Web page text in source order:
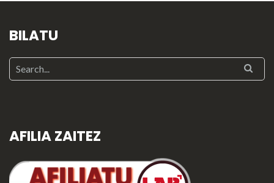
BILATU
AFILIA ZAITEZ